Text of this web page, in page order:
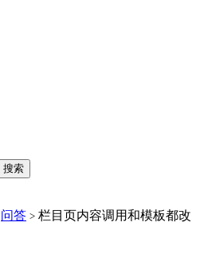
问答 > 栏目页内容调用和模板都改